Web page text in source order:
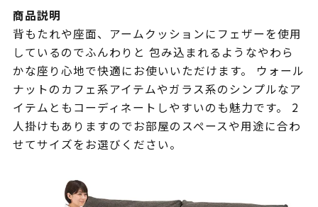
商品説明
背もたれや座面、アームクッションにフェザーを使用
しているのでふんわりと 包み込まれるようなやわら
かな座り心地で快適にお使いいただけます。 ウォール
ナットのカフェ系アイテムやガラス系のシンプルなア
イテムともコーディネートしやすいのも魅力です。 2
人掛けもありますのでお部屋のスペースや用途に合わ
せてサイズをお選びください。